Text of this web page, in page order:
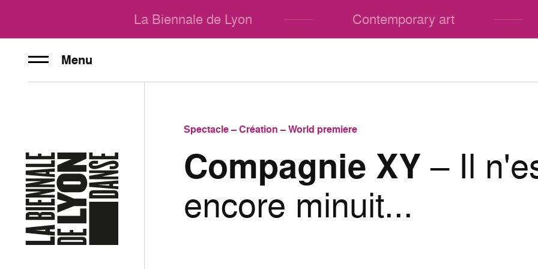
La Biennale de Lyon Contemporary art
Menu
Spectacle – Création – World premiere
Compagnie XY– Il
encore minuit...